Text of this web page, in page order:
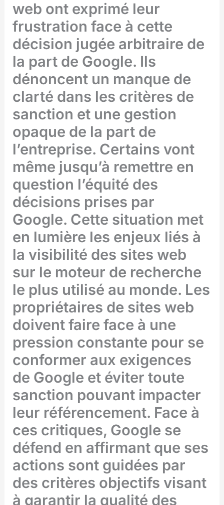
web ont exprimé leur
frustration face à cette
décision jugée arbitraire de
la part de Google. Ils
dénoncent un manque de
clarté dans les critères de
sanction et une gestion
opaque de la part de
l’entreprise. Certains vont
même jusqu’à remettre en
question l’équité des
décisions prises par
Google. Cette situation met
en lumière les enjeux liés à
la visibilité des sites web
sur le moteur de recherche
le plus utilisé au monde. Les
propriétaires de sites web
doivent faire face à une
pression constante pour se
conformer aux exigences
de Google et éviter toute
sanction pouvant impacter
leur référencement. Face à
ces critiques, Google se
défend en affirmant que ses
actions sont guidées par
des critères objectifs visant
à garantir la qualité des